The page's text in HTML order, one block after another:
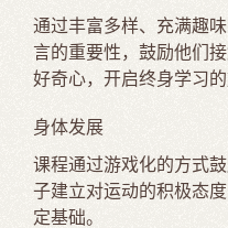
通过丰富多样、充满趣
言的重要性，鼓励他们
好奇心，开启终身学习的
身体发展
课程通过游戏化的方式
子建立对运动的积极态
定基础。